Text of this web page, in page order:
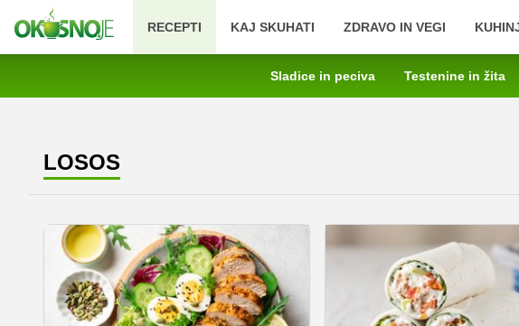
RECEPTI KAJ SKUHATI ZDRAVO IN VEGI
Sladice in peciva Testenine in žita
LOSOS